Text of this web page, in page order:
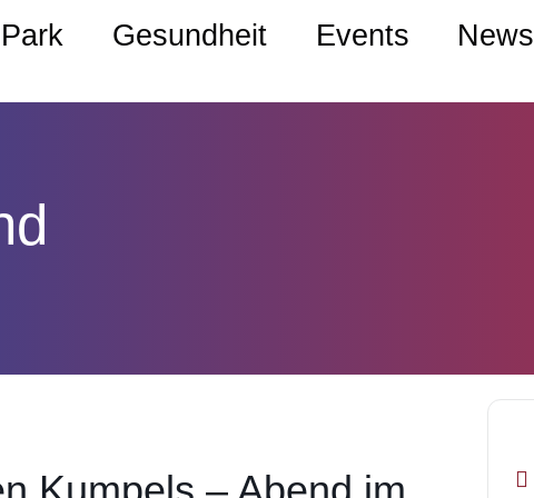
Park Gesundheit Events News